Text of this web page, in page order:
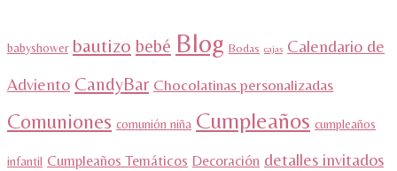
babyshower bautizo bebé Blog Bodas cajas Calendario de
Adviento CandyBar Chocolatinas personalizadas
Comuniones comunión niña Cumpleaños cumpleaños
infantil Cumpleaños Temáticos Decoración detalles invitados